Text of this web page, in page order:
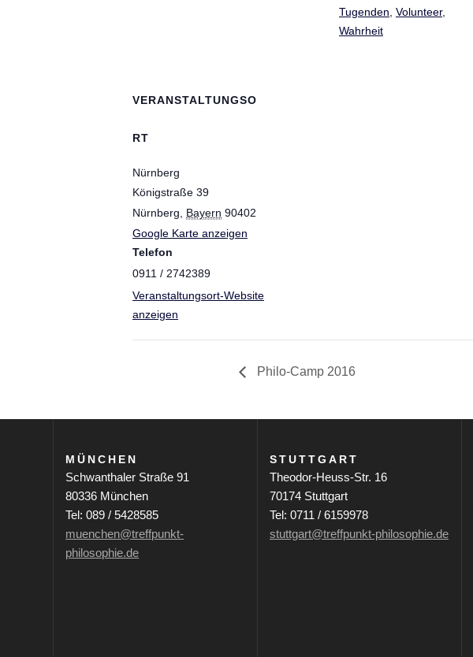
Tugenden Volunteer,
Wahrheit
VERANSTALTUNGSO
RT
Nürnberg
Königstraße 39
Nürnberg
Bayern 90402
Google Karte anzeigen
Telefon
0911 / 2742389
Veranstaltungsort-Website
anzeigen
Philo-Camp 2016
MÜNCHEN
Schwanthaler Straße 91
80336 München
Tel: 089 / 5428585
muenchen@treffpunkt-
philosophie.de
STUTTGART
Theodor-Heuss-Str. 16
70174 Stuttgart
Tel: 0711 / 6159978
stuttgart@treffpunkt-philosophie.de